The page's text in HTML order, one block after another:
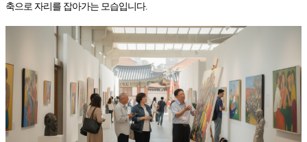
축으로 자리를 잡아가는 모습입니다.